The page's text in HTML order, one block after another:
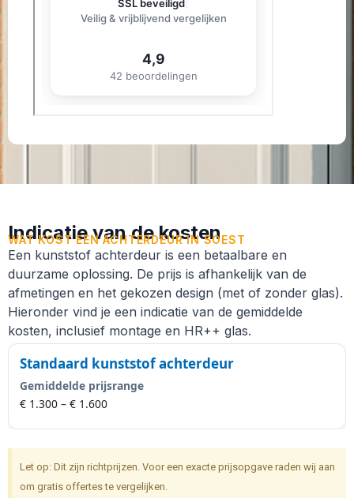
Indicatie van de kosten
WAT KOST EEN ACHTERDEUR IN SOEST
Een kunststof achterdeur is een betaalbare en
duurzame oplossing. De prijs is afhankelijk van de
afmetingen en het gekozen design (met of zonder glas).
Hieronder vind je een indicatie van de gemiddelde
kosten, inclusief montage en HR++ glas.
Standaard kunststof achterdeur
Gemiddelde prijsrange
€ 1.300 – € 1.600
Let op: Dit zijn richtprijzen. Voor een exacte prijsopgave raden wij aan
om gratis offertes te vergelijken.